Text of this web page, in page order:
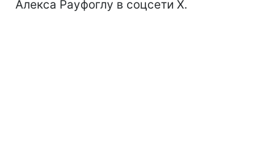
Алекса Рауфоглу в соцсети X.